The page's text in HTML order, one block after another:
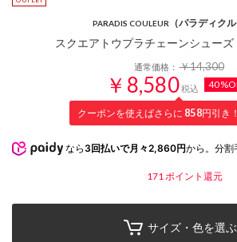
PARADIS COULEUR （パラディクル
スクエアトウプラチェーンシューズ
通常価格：￥14,300
￥8,580税込
クーポンを使えばさらに 858円引き！
なら 3回払いで月々2,860円から。分割
171 ポイント還元
サイズ・色を選ぶ